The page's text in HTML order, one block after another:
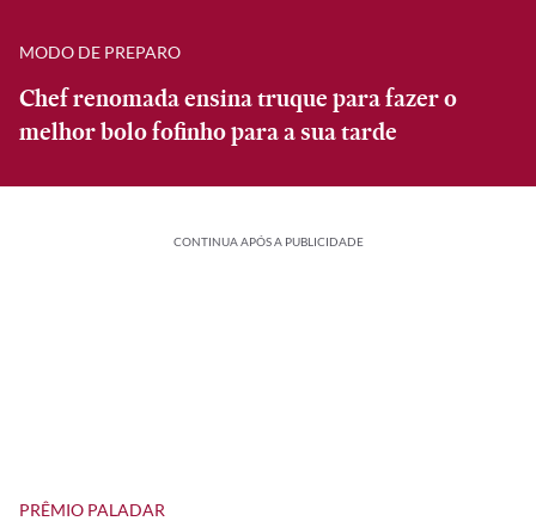
MODO DE PREPARO
Chef renomada ensina truque para fazer o
melhor bolo fofinho para a sua tarde
CONTINUA APÓS A PUBLICIDADE
PRÊMIO PALADAR